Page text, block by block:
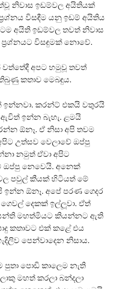
නිවාස ඉඩම්වල අයිතියක්
විසඳීම යනු ඉඩම් අයිතිය
අයිති ඉඩම්වල තවත් නිවාස
විසඳුමක් නොවේ.
අපට හමුවූ තවත්
කතාව මෙබඳුය.
ඉන්නවා. කරන්ට් එකයි වතුරයි
ඉන්න බැහැ. ළමයි
ඕනෑ. ඒ නිසා අපි තවම
උත්සව වෙලාවේ ඔප්පු
නමුත් ඒවා අපිට
නෙවෙයි. අනෙක්
පවුල් කීයක් හිටියත් මේ
ඉන්න ඕනෑ. අපේ පරණ ගෙදර
දෙකක් ඉල්ලූ‍වා. ඒත්
මහත්මියට කියන්නට ඇති
කතාවට එක් කළේ එය
පෙන්වාදෙන නිසාය.
පුතා පොඩි කාලෙම නැති
මහත් කරලා බන්දලා